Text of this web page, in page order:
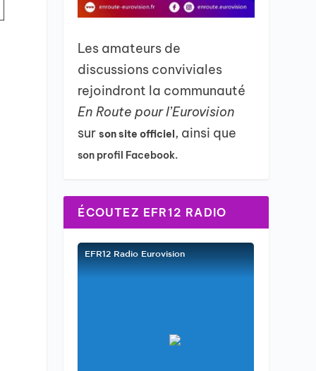
Les amateurs de
discussions conviviales
rejoindront la communauté
En Route pour l’Eurovision
surson site officiel, ainsi que
son profil Facebook.
ÉCOUTEZ EFR12 RADIO